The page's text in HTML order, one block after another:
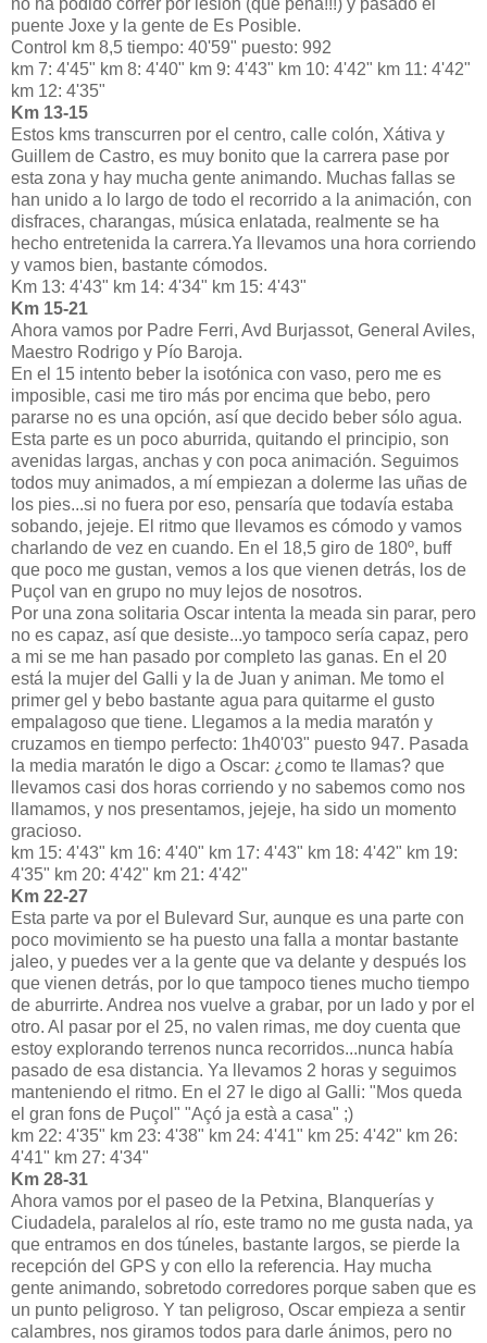
no ha podido correr por lesión (qué pena!!!) y pasado el
puente Joxe y la gente de Es Posible.
Control km 8,5 tiempo: 40'59" puesto: 992
km 7: 4'45" km 8: 4'40" km 9: 4'43" km 10: 4'42" km 11: 4'42"
km 12: 4'35"
Km 13-15
Estos kms transcurren por el centro, calle colón, Xátiva y
Guillem de Castro, es muy bonito que la carrera pase por
esta zona y hay mucha gente animando. Muchas fallas se
han unido a lo largo de todo el recorrido a la animación, con
disfraces, charangas, música enlatada, realmente se ha
hecho entretenida la carrera.Ya llevamos una hora corriendo
y vamos bien, bastante cómodos.
Km 13: 4'43" km 14: 4'34" km 15: 4'43"
Km 15-21
Ahora vamos por Padre Ferri, Avd Burjassot, General Aviles,
Maestro Rodrigo y Pío Baroja.
En el 15 intento beber la isotónica con vaso, pero me es
imposible, casi me tiro más por encima que bebo, pero
pararse no es una opción, así que decido beber sólo agua.
Esta parte es un poco aburrida, quitando el principio, son
avenidas largas, anchas y con poca animación. Seguimos
todos muy animados, a mí empiezan a dolerme las uñas de
los pies...si no fuera por eso, pensaría que todavía estaba
sobando, jejeje. El ritmo que llevamos es cómodo y vamos
charlando de vez en cuando. En el 18,5 giro de 180º, buff
que poco me gustan, vemos a los que vienen detrás, los de
Puçol van en grupo no muy lejos de nosotros.
Por una zona solitaria Oscar intenta la meada sin parar, pero
no es capaz, así que desiste...yo tampoco sería capaz, pero
a mi se me han pasado por completo las ganas. En el 20
está la mujer del Galli y la de Juan y animan. Me tomo el
primer gel y bebo bastante agua para quitarme el gusto
empalagoso que tiene. Llegamos a la media maratón y
cruzamos en tiempo perfecto: 1h40'03" puesto 947. Pasada
la media maratón le digo a Oscar: ¿como te llamas? que
llevamos casi dos horas corriendo y no sabemos como nos
llamamos, y nos presentamos, jejeje, ha sido un momento
gracioso.
km 15: 4'43" km 16: 4'40" km 17: 4'43" km 18: 4'42" km 19:
4'35" km 20: 4'42" km 21: 4'42"
Km 22-27
Esta parte va por el Bulevard Sur, aunque es una parte con
poco movimiento se ha puesto una falla a montar bastante
jaleo, y puedes ver a la gente que va delante y después los
que vienen detrás, por lo que tampoco tienes mucho tiempo
de aburrirte. Andrea nos vuelve a grabar, por un lado y por el
otro. Al pasar por el 25, no valen rimas, me doy cuenta que
estoy explorando terrenos nunca recorridos...nunca había
pasado de esa distancia. Ya llevamos 2 horas y seguimos
manteniendo el ritmo. En el 27 le digo al Galli: "Mos queda
el gran fons de Puçol" "Açó ja està a casa" ;)
km 22: 4'35" km 23: 4'38" km 24: 4'41" km 25: 4'42" km 26:
4'41" km 27: 4'34"
Km 28-31
Ahora vamos por el paseo de la Petxina, Blanquerías y
Ciudadela, paralelos al río, este tramo no me gusta nada, ya
que entramos en dos túneles, bastante largos, se pierde la
recepción del GPS y con ello la referencia. Hay mucha
gente animando, sobretodo corredores porque saben que es
un punto peligroso. Y tan peligroso, Oscar empieza a sentir
calambres, nos giramos todos para darle ánimos, pero no